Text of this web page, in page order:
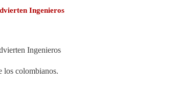
Ingenieros
los colombianos.